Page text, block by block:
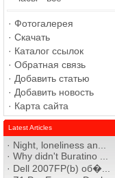
· Фотогалерея
· Скачать
· Каталог ссылок
· Обратная связь
· Добавить статью
· Добавить новость
· Карта сайта
Latest Articles
· Night, loneliness an...
· Why didn't Buratino ...
· Dell 2007FP(b) об�...